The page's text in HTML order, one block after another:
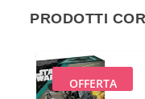
PRODOTTI
OFFERTA